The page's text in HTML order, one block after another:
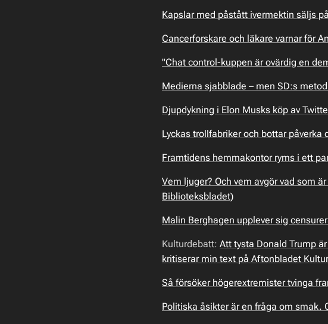
Kapslar med påstått ivermektin säljs
Cancerforskare och läkare varnar för
"Chat control-kuppen är ovärdig en
Medierna sjabblade – men SD:s
Djupdykning i Elon Musks köp av
Lyckas trollfabriker och bottar påverka
Framtidens hemmakontor ryms i ett
Vem ljuger? Och vem avgör vad som
Biblioteksbladet)
Malin Berghagen upplever sig
Kulturdebatt: Att tysta Donald Trump
kritiserar min text på Aftonbladet
Så försöker högerextremister tvinga
Politiska åsikter är en fråga om smak.